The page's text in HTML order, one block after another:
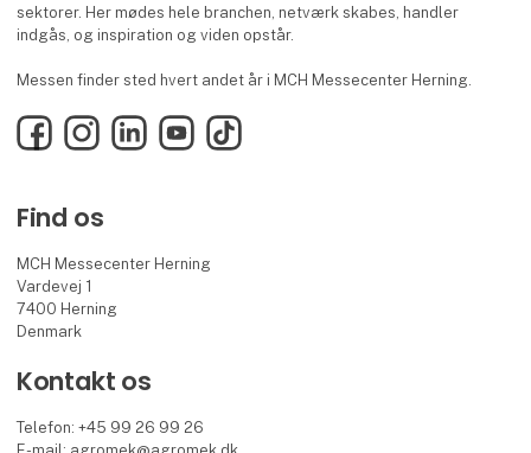
sektorer. Her mødes hele branchen, netværk skabes, handler
indgås, og inspiration og viden opstår.
Messen finder sted hvert andet år i MCH Messecenter Herning.
FacebookInstagramLinkedInYouTubeTikTok
Find os
MCH Messecenter Herning
Vardevej 1
7400 Herning
Denmark
Kontakt os
Telefon: +45 99 26 99 26